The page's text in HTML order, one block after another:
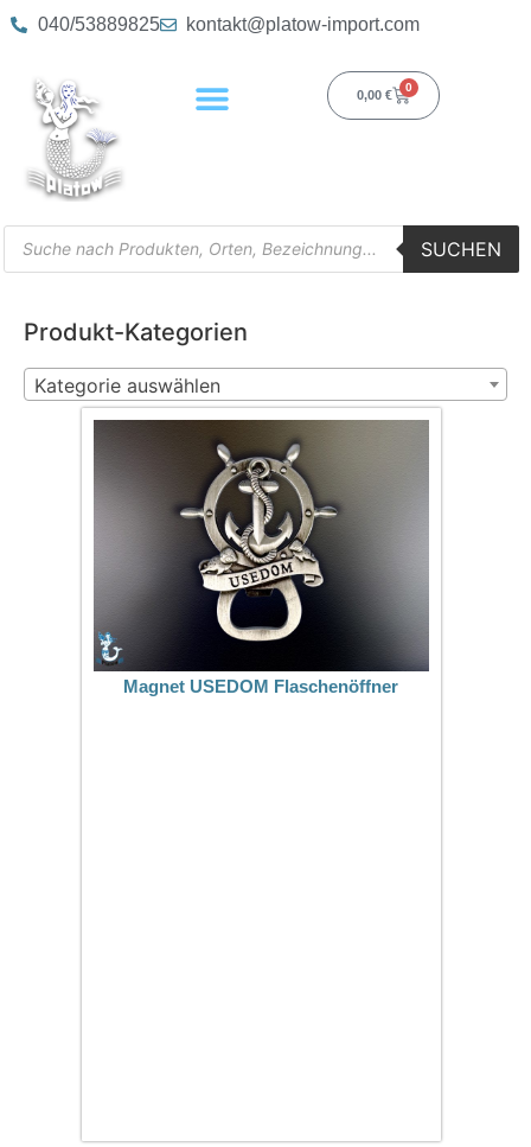
040/53889825 kontakt@platow-import.com
0,00 €
0
SUCHEN
Produkt-Kategorien
Kategorie auswählen
Magnet USEDOM Flaschenöffner